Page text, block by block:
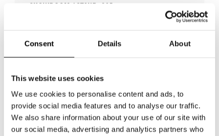
Consent Details About
This website uses cookies
We use cookies to personalise content and ads, to
provide social media features and to analyse our traffic.
We also share information about your use of our site with
our social media, advertising and analytics partners who
SHOWROOM / STAND: 905
TILLBAKA TILL VARUMÄRKEN